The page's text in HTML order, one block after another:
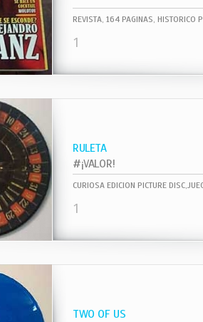
REVISTA, 164 PAGINAS, HISTORICO
1
RULETA
#¡VALOR!
CURIOSA EDICION PICTURE
1
TWO OF US